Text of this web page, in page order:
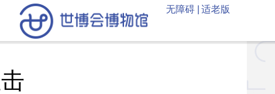
无障碍 | 适老版